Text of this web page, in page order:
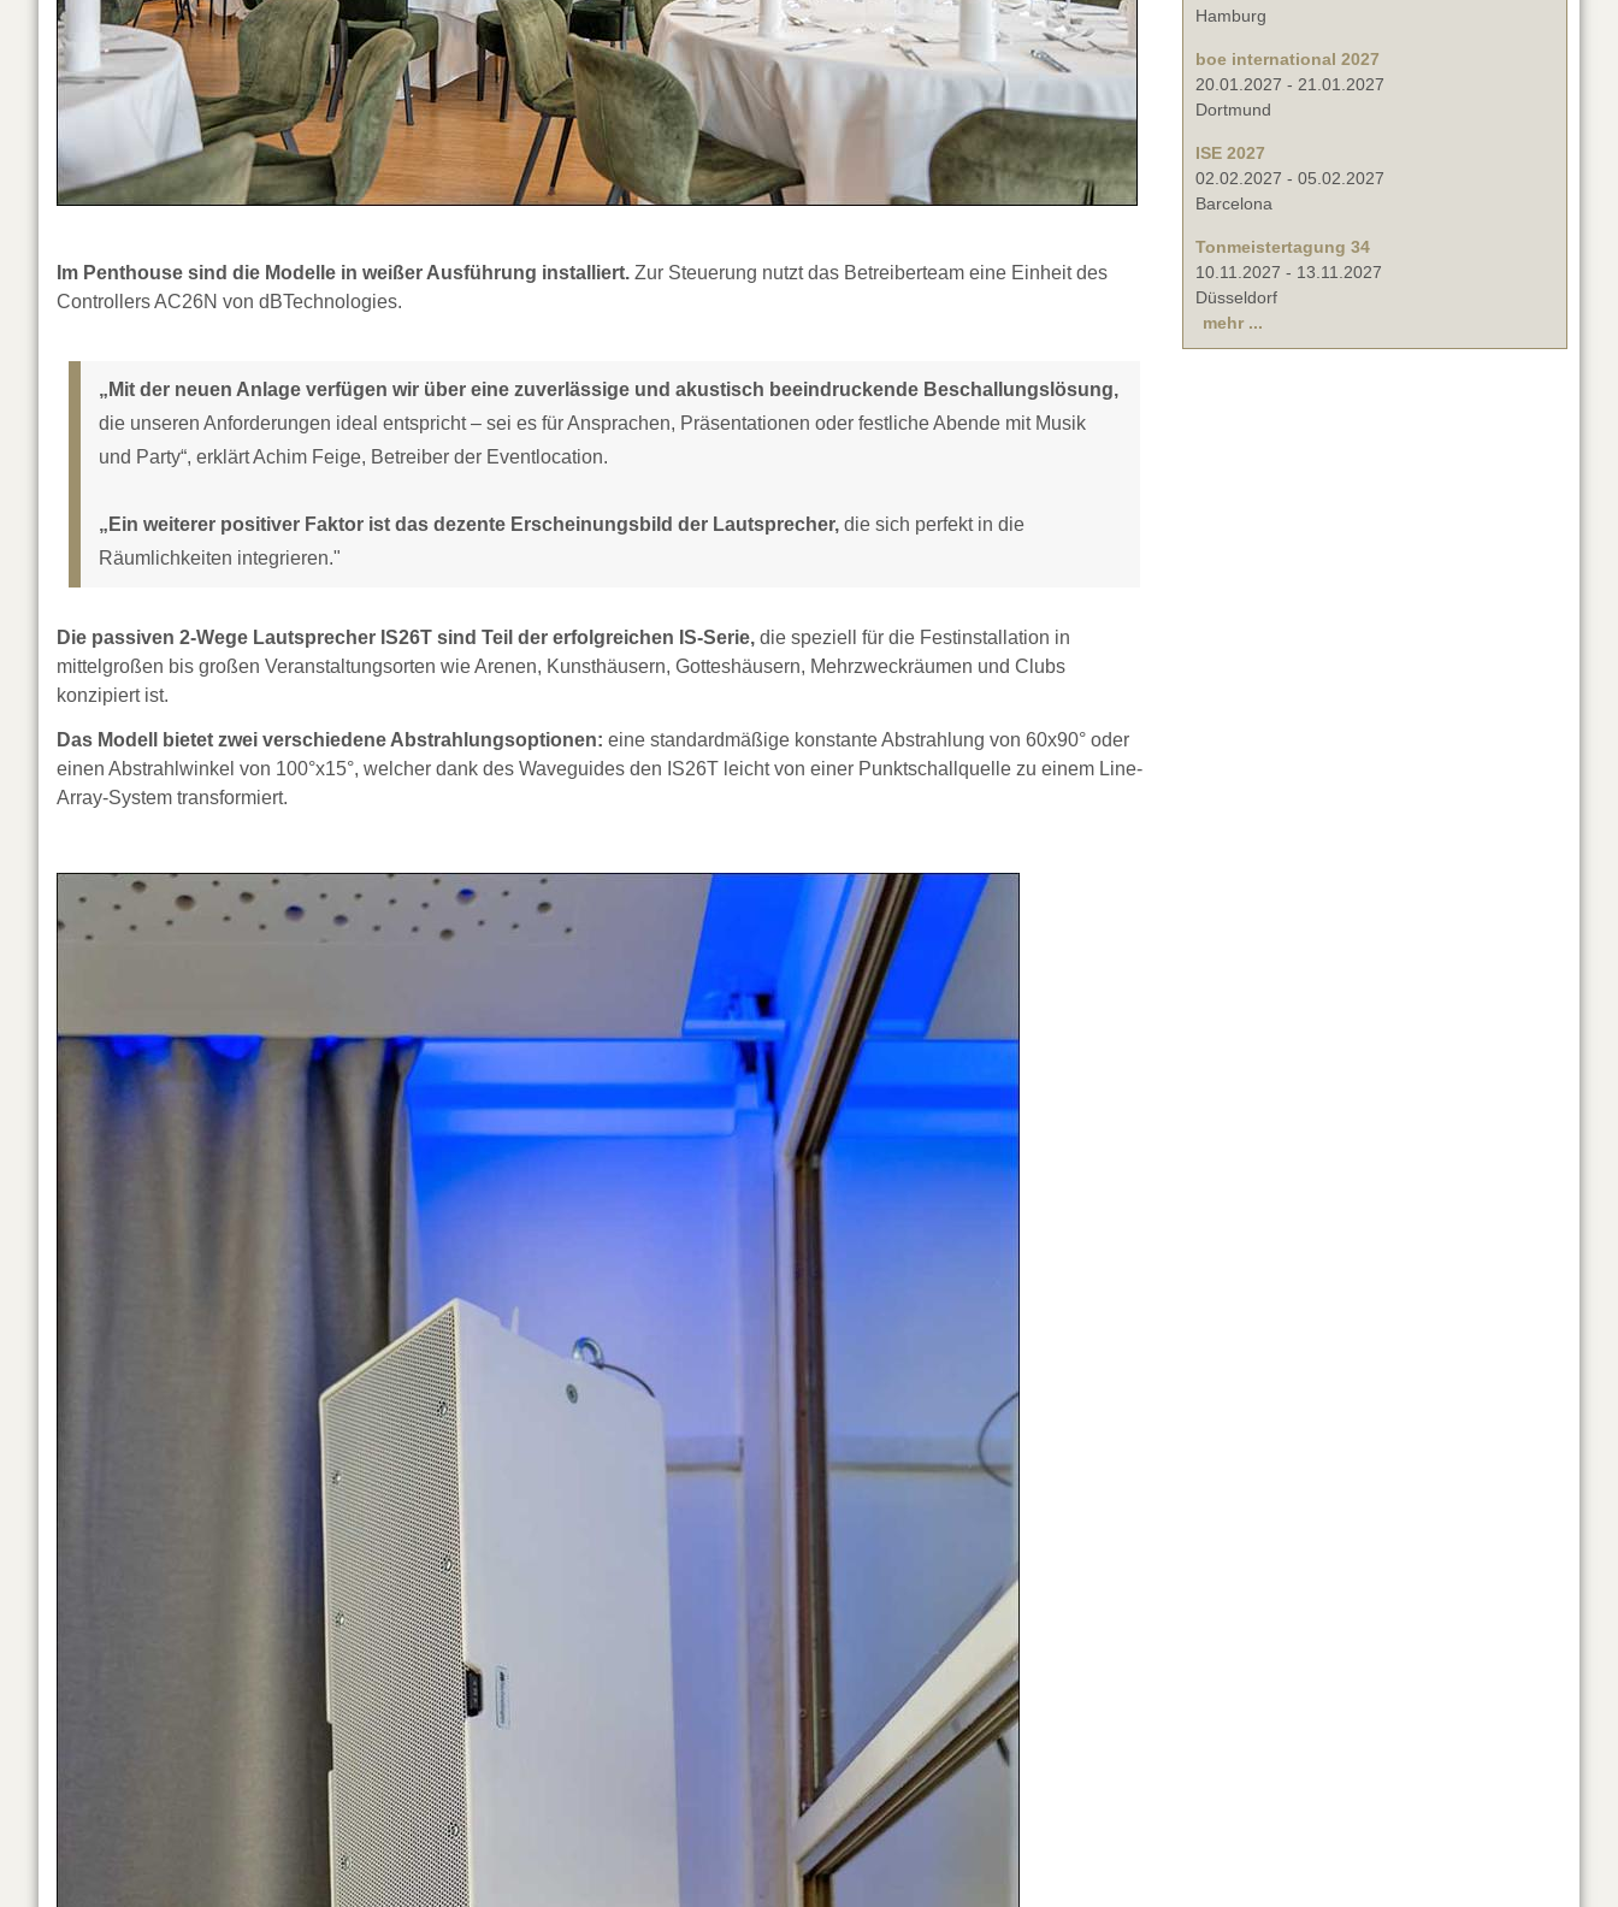
Im Penthouse sind die Modelle in weißer Ausführung installiert. Zur Steuerung nutzt das Betreiberteam eine Einheit des
Controllers AC26N von dBTechnologies.
„Mit der neuen Anlage verfügen wir über eine zuverlässige und akustisch beeindruckende Beschallungslösung,
die unseren Anforderungen ideal entspricht – sei es für Ansprachen, Präsentationen oder festliche Abende mit Musik
und Party“, erklärt Achim Feige, Betreiber der Eventlocation.
„Ein weiterer positiver Faktor ist das dezente Erscheinungsbild der Lautsprecher, die sich perfekt in die
Räumlichkeiten integrieren."
Die passiven 2-Wege Lautsprecher IS26T sind Teil der erfolgreichen IS-Serie, die speziell für die Festinstallation in
mittelgroßen bis großen Veranstaltungsorten wie Arenen, Kunsthäusern, Gotteshäusern, Mehrzweckräumen und Clubs
konzipiert ist.
Das Modell bietet zwei verschiedene Abstrahlungsoptionen: eine standardmäßige konstante Abstrahlung von 60x90° oder
einen Abstrahlwinkel von 100°x15°, welcher dank des Waveguides den IS26T leicht von einer Punktschallquelle zu einem Line-
Array-System transformiert.
Hamburg
boe international 2027
20.01.2027 - 21.01.2027
Dortmund
ISE 2027
02.02.2027 - 05.02.2027
Barcelona
Tonmeistertagung 34
10.11.2027 - 13.11.2027
Düsseldorf
mehr ...